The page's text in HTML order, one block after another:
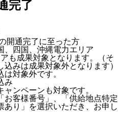
完了
開通完了に至った方
、四国、沖縄電力エリア
も成果対象となります。（そ
みは成果対象外となります）
対象外です。
み
ャンペーンも対象です。
お客様番号」、「供給地点特定
あり」を選択いただき、お申し